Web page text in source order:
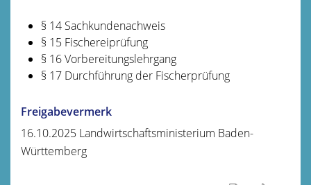
§ 14Sachkundenachweis
§ 15 Fischereiprüfung
§ 16 Vorbereitungslehrgang
§ 17 Durchführung der Fischerprüfung
Freigabevermerk
16.10.2025 Landwirtschaftsministerium Baden-
Württemberg